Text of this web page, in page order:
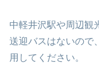
中軽井沢駅や周辺観
送迎バスはないので
用してください。